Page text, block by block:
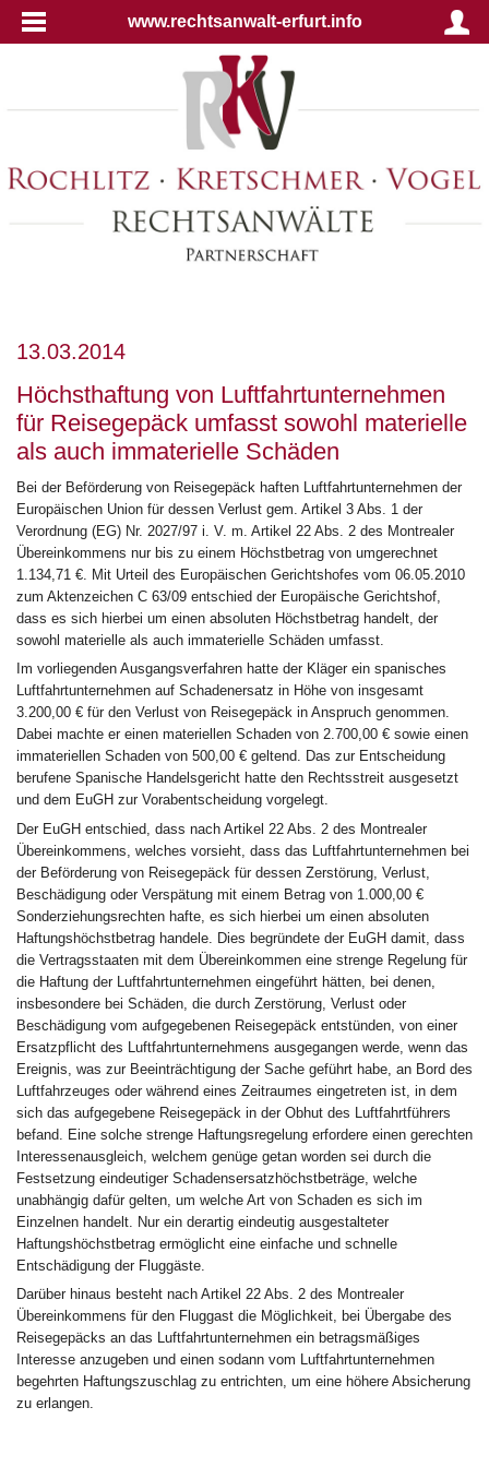
www.rechtsanwalt-erfurt.info
13.03.2014
Höchsthaftung von Luftfahrtunternehmen
für Reisegepäck umfasst sowohl materielle
als auch immaterielle Schäden
Bei der Beförderung von Reisegepäck haften Luftfahrtunternehmen der
Europäischen Union für dessen Verlust gem. Artikel 3 Abs. 1 der
Verordnung (EG) Nr. 2027/97 i. V. m. Artikel 22 Abs. 2 des Montrealer
Übereinkommens nur bis zu einem Höchstbetrag von umgerechnet
1.134,71 €. Mit Urteil des Europäischen Gerichtshofes vom 06.05.2010
zum Aktenzeichen C 63/09 entschied der Europäische Gerichtshof,
dass es sich hierbei um einen absoluten Höchstbetrag handelt, der
sowohl materielle als auch immaterielle Schäden umfasst.
Im vorliegenden Ausgangsverfahren hatte der Kläger ein spanisches
Luftfahrtunternehmen auf Schadenersatz in Höhe von insgesamt
3.200,00 € für den Verlust von Reisegepäck in Anspruch genommen.
Dabei machte er einen materiellen Schaden von 2.700,00 € sowie einen
immateriellen Schaden von 500,00 € geltend. Das zur Entscheidung
berufene Spanische Handelsgericht hatte den Rechtsstreit ausgesetzt
und dem EuGH zur Vorabentscheidung vorgelegt.
Der EuGH entschied, dass nach Artikel 22 Abs. 2 des Montrealer
Übereinkommens, welches vorsieht, dass das Luftfahrtunternehmen bei
der Beförderung von Reisegepäck für dessen Zerstörung, Verlust,
Beschädigung oder Verspätung mit einem Betrag von 1.000,00 €
Sonderziehungsrechten hafte, es sich hierbei um einen absoluten
Haftungshöchstbetrag handele. Dies begründete der EuGH damit, dass
die Vertragsstaaten mit dem Übereinkommen eine strenge Regelung für
die Haftung der Luftfahrtunternehmen eingeführt hätten, bei denen,
insbesondere bei Schäden, die durch Zerstörung, Verlust oder
Beschädigung vom aufgegebenen Reisegepäck entstünden, von einer
Ersatzpflicht des Luftfahrtunternehmens ausgegangen werde, wenn das
Ereignis, was zur Beeinträchtigung der Sache geführt habe, an Bord des
Luftfahrzeuges oder während eines Zeitraumes eingetreten ist, in dem
sich das aufgegebene Reisegepäck in der Obhut des Luftfahrtführers
befand. Eine solche strenge Haftungsregelung erfordere einen gerechten
Interessenausgleich, welchem genüge getan worden sei durch die
Festsetzung eindeutiger Schadensersatzhöchstbeträge, welche
unabhängig dafür gelten, um welche Art von Schaden es sich im
Einzelnen handelt. Nur ein derartig eindeutig ausgestalteter
Haftungshöchstbetrag ermöglicht eine einfache und schnelle
Entschädigung der Fluggäste.
Darüber hinaus besteht nach Artikel 22 Abs. 2 des Montrealer
Übereinkommens für den Fluggast die Möglichkeit, bei Übergabe des
Reisegepäcks an das Luftfahrtunternehmen ein betragsmäßiges
Interesse anzugeben und einen sodann vom Luftfahrtunternehmen
begehrten Haftungszuschlag zu entrichten, um eine höhere Absicherung
zu erlangen.